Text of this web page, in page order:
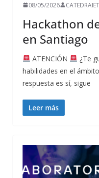
08/05/2026
Hackathon
en Santiago
ATENCIÓN
¿Te
habilidades en el
respuesta es sí, sigue
Leer más